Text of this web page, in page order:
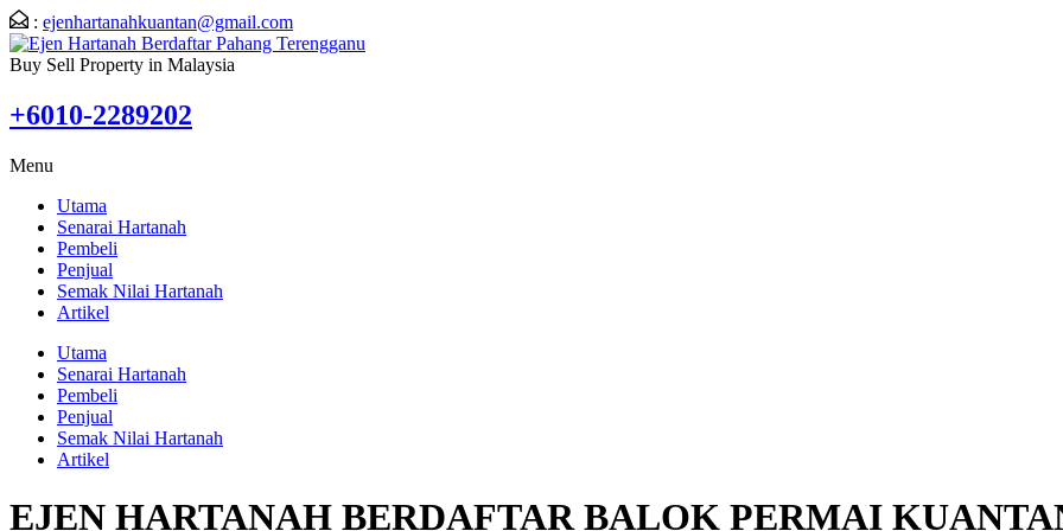
: ejenhartanahkuantan@gmail.com
Buy Sell Property in Malaysia
+6010-2289202
Menu
Utama
Senarai Hartanah
Pembeli
Penjual
Semak Nilai Hartanah
Artikel
Utama
Senarai Hartanah
Pembeli
Penjual
Semak Nilai Hartanah
Artikel
EJEN HARTANAH BERDAFTAR BALOK PERMAI